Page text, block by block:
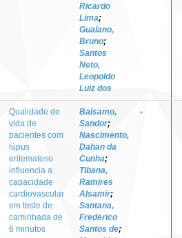
Ricardo
Lima;
Gualano,
Bruno;
Santos
Neto,
Leopoldo
Luiz dos
Qualidade de
vida de
pacientes com
lúpus
eritematoso
influencia a
capacidade
cardiovascular
em teste de
caminhada de
6 minutos
Balsamo,
Sandor;
Nascimento,
Dahan da
Cunha;
Tibana,
Ramires
Alsamir;
Santana,
Frederico
Santos de;
-